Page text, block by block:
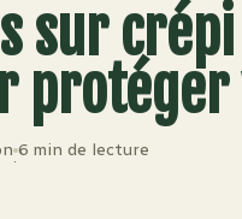
sur
·
6 min de lecture